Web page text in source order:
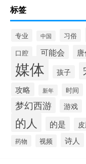
标签
专业 中国 习俗
口腔 可能会
媒体 孩子
攻略 新年 时间
梦幻西游 游戏
的人 的是
药物 视频 诗人